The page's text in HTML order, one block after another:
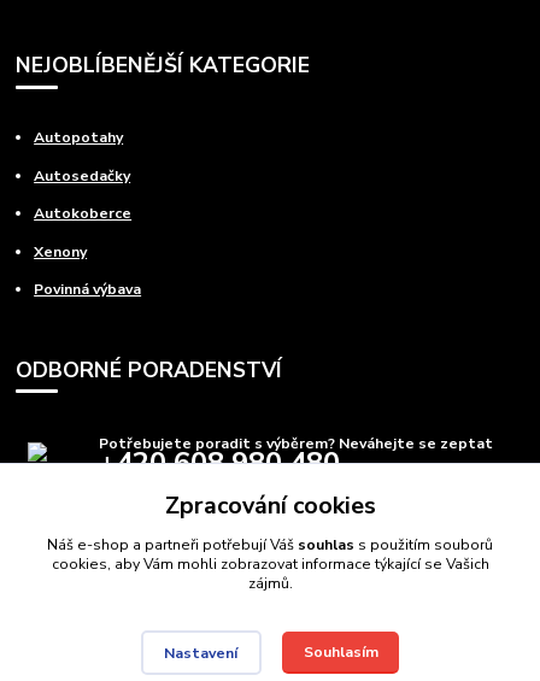
NEJOBLÍBENĚJŠÍ KATEGORIE
Autopotahy
Autosedačky
Autokoberce
Xenony
Povinná výbava
ODBORNÉ PORADENSTVÍ
Potřebujete poradit s výběrem? Neváhejte se zeptat
+420 608 980 480
info@autods.cz
Autodíly Ostrava// Navštivte také:Domečkové postele
Zpracování cookies
Náš e-shop a partneři potřebují Váš souhlas s použitím souborů
cookies, aby Vám mohli zobrazovat informace týkající se Vašich
zájmů.
Nastavení Souhlasím